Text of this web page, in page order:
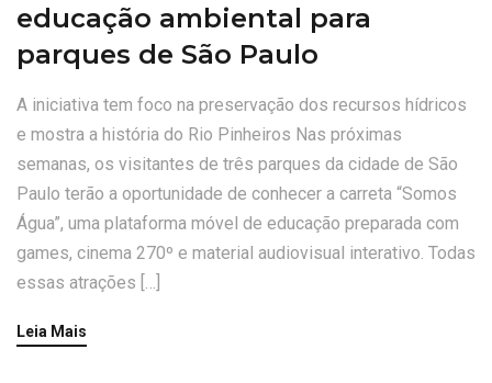
educação ambiental para
parques de São Paulo
A iniciativa tem foco na preservação dos recursos hídricos
e mostra a história do Rio Pinheiros Nas próximas
semanas, os visitantes de três parques da cidade de São
Paulo terão a oportunidade de conhecer a carreta “Somos
Água”, uma plataforma móvel de educação preparada com
games, cinema 270º e material audiovisual interativo. Todas
essas atrações […]
Leia Mais